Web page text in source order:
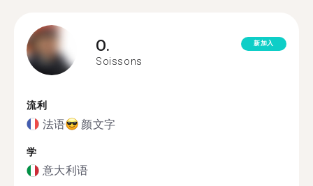
O.
Soissons
新加入
流利
法语 颜文字
学
意大利语